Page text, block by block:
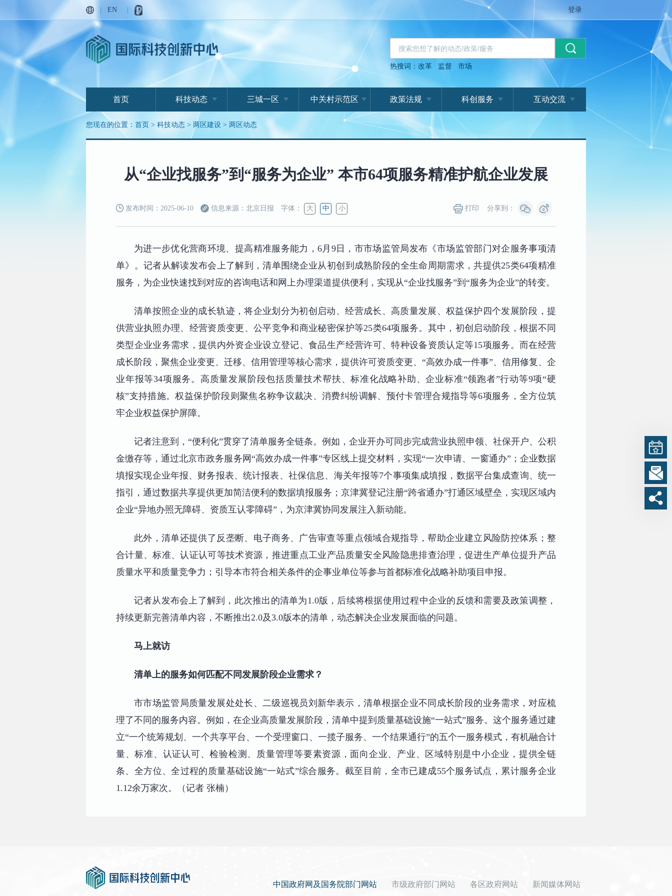
EN 登录
热搜词：改革 监督 市场
首页 科技动态 三城一区 中关村示范区 政策法规 科创服务 互动交流
您现在的位置： 首页 > 科技动态 > 两区建设 > 两区动态
从“企业找服务”到“服务为企业” 本市64项服务精准护航企业发展
发布时间：2025-06-10 信息来源：北京日报 字体： 大 中 小 打印 分享到：
为进一步优化营商环境、提高精准服务能力，6月9日，市市场监管局发布《市场监管部门对企服务事项清
单》。记者从解读发布会上了解到，清单围绕企业从初创到成熟阶段的全生命周期需求，共提供25类64项精准
服务，为企业快速找到对应的咨询电话和网上办理渠道提供便利，实现从“企业找服务”到“服务为企业”的转变。
清单按照企业的成长轨迹，将企业划分为初创启动、经营成长、高质量发展、权益保护四个发展阶段，提
供营业执照办理、经营资质变更、公平竞争和商业秘密保护等25类64项服务。其中，初创启动阶段，根据不同
类型企业业务需求，提供内外资企业设立登记、食品生产经营许可、特种设备资质认定等15项服务。而在经营
成长阶段，聚焦企业变更、迁移、信用管理等核心需求，提供许可资质变更、“高效办成一件事”、信用修复、企
业年报等34项服务。高质量发展阶段包括质量技术帮扶、标准化战略补助、企业标准“领跑者”行动等9项“硬
核”支持措施。权益保护阶段则聚焦名称争议裁决、消费纠纷调解、预付卡管理合规指导等6项服务，全方位筑
牢企业权益保护屏障。
记者注意到，“便利化”贯穿了清单服务全链条。例如，企业开办可同步完成营业执照申领、社保开户、公积
金缴存等，通过北京市政务服务网“高效办成一件事”专区线上提交材料，实现“一次申请、一窗通办”；企业数据
填报实现企业年报、财务报表、统计报表、社保信息、海关年报等7个事项集成填报，数据平台集成查询、统一
指引，通过数据共享提供更加简洁便利的数据填报服务；京津冀登记注册“跨省通办”打通区域壁垒，实现区域内
企业“异地办照无障碍、资质互认零障碍”，为京津冀协同发展注入新动能。
此外，清单还提供了反垄断、电子商务、广告审查等重点领域合规指导，帮助企业建立风险防控体系；整
合计量、标准、认证认可等技术资源，推进重点工业产品质量安全风险隐患排查治理，促进生产单位提升产品
质量水平和质量竞争力；引导本市符合相关条件的企事业单位等参与首都标准化战略补助项目申报。
记者从发布会上了解到，此次推出的清单为1.0版，后续将根据使用过程中企业的反馈和需要及政策调整，
持续更新完善清单内容，不断推出2.0及3.0版本的清单，动态解决企业发展面临的问题。
马上就访
清单上的服务如何匹配不同发展阶段企业需求？
市市场监管局质量发展处处长、二级巡视员刘新华表示，清单根据企业不同成长阶段的业务需求，对应梳
理了不同的服务内容。例如，在企业高质量发展阶段，清单中提到质量基础设施“一站式”服务。这个服务通过建
立“一个统筹规划、一个共享平台、一个受理窗口、一揽子服务、一个结果通行”的五个一服务模式，有机融合计
量、标准、认证认可、检验检测、质量管理等要素资源，面向企业、产业、区域特别是中小企业，提供全链
条、全方位、全过程的质量基础设施“一站式”综合服务。截至目前，全市已建成55个服务试点，累计服务企业
1.12余万家次。（记者 张楠）
中国政府网及国务院部门网站 市级政府部门网站 各区政府网站 新闻媒体网站